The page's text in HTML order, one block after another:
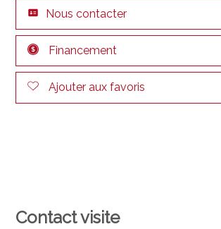
Nous contacter
Financement
Ajouter aux favoris
Contact visite